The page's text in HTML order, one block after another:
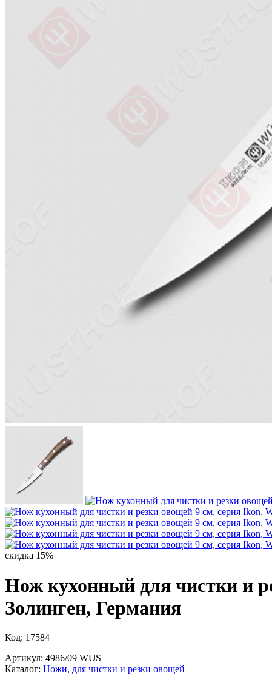
скидка 15%
Нож кухонный для чистки и
Золинген, Германия
Код: 17584
Артикул: 4986/09 WUS
Каталог: Ножи, для чистки и резки овощей